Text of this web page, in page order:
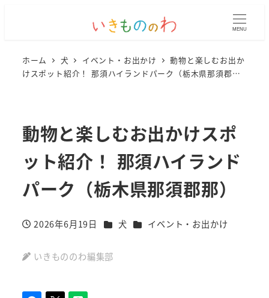
MENU
ホーム 犬 イベント・お出かけ
動物と楽しむお出か
けスポット紹介！ 那須ハイランドパーク（栃木県那須郡
動物と楽しむお出かけスポ
ット紹介！ 那須ハイランド
パーク（栃木県那須郡那）
投稿日
2026年6月19日 カテゴリー
犬 カテゴリー
イベント・お出かけ
いきもののわ編集部